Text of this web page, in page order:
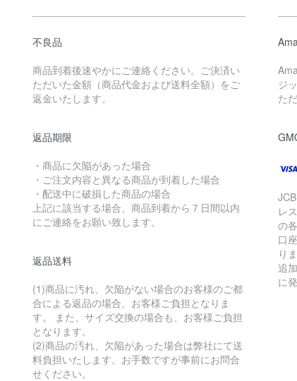
不良品
商品到着後速やかにご連絡ください。ご決済い
ただいた金額（商品代金および送料全額）をご
返金いたします。
返品期限
・商品に欠陥があった場合
・ご注文内容と異なる商品が到着した場合
・配送中に破損した商品の場合
上記に該当する場合、商品到着から７日間以内
にご連絡をお願い致します。
返品送料
(1)商品に汚れ、欠陥がない場合のお客様のご都
合による返品の場合、お客様ご負担となりま
す。 また、サイズ交換の場合も、お客様ご負担
となります。
(2)商品の汚れ、欠陥があった場合は弊社にて送
料負担いたします。お手数ですが事前にお問合
せください。
ジ
た
レ
の
口
り
追
に